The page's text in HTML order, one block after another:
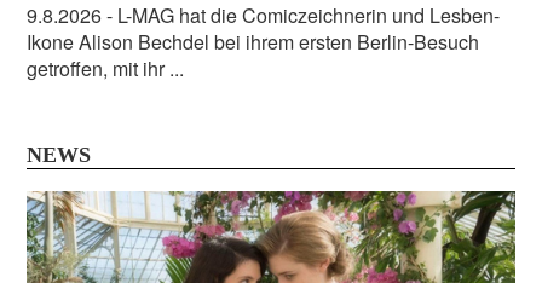
9.8.2026- L-MAG hat die Comiczeichnerin und Lesben-
Ikone Alison Bechdel bei ihrem ersten Berlin-Besuch
getroffen, mit ihr ...
NEWS